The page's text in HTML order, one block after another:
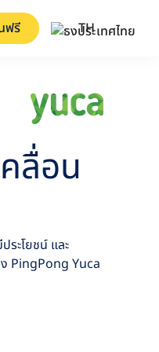
ฟรี TH
ลื่อน
ะโยชน์ และ
PingPong Yuca